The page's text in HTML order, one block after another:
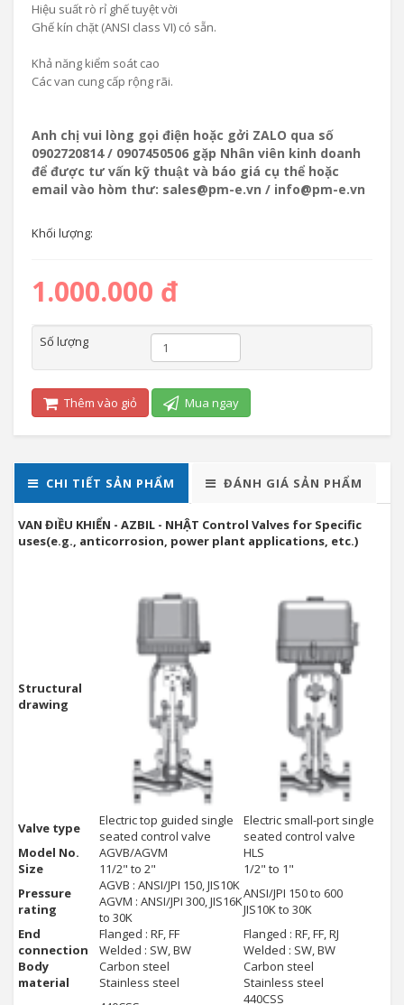
Hiệu suất rò rỉ ghế tuyệt vời
Ghế kín chặt (ANSI class VI) có sẵn.
Khả năng kiểm soát cao
Các van cung cấp rộng rãi.
Anh chị vui lòng gọi điện hoặc gởi ZALO qua số
0902720814 / 0907450506 gặp Nhân viên kinh doanh
để được tư vấn kỹ thuật và báo giá cụ thể hoặc
email vào hòm thư: sales@pm-e.vn / info@pm-e.vn
Khối lượng:
1.000.000 đ
Số lượng
Thêm vào giỏ Mua ngay
CHI TIẾT SẢN PHẨM ĐÁNH GIÁ SẢN PHẨM
VAN ĐIỀU KHIỂN - AZBIL - NHẬT Control Valves for Specific
uses(e.g., anticorrosion, power plant applications, etc.)
Structural
drawing
Valve type
Electric top guided single
seated control valve
Electric small-port single
seated control valve
Model No.
AGVB/AGVM
HLS
Size
11/2" to 2"
1/2" to 1"
Pressure
rating
AGVB : ANSI/JPI 150, JIS10K
AGVM : ANSI/JPI 300, JIS16K
to 30K
ANSI/JPI 150 to 600
JIS10K to 30K
End
connection
Flanged : RF, FF
Welded : SW, BW
Flanged : RF, FF, RJ
Welded : SW, BW
Body
material
Carbon steel
Stainless steel
Carbon steel
Stainless steel
440CSS